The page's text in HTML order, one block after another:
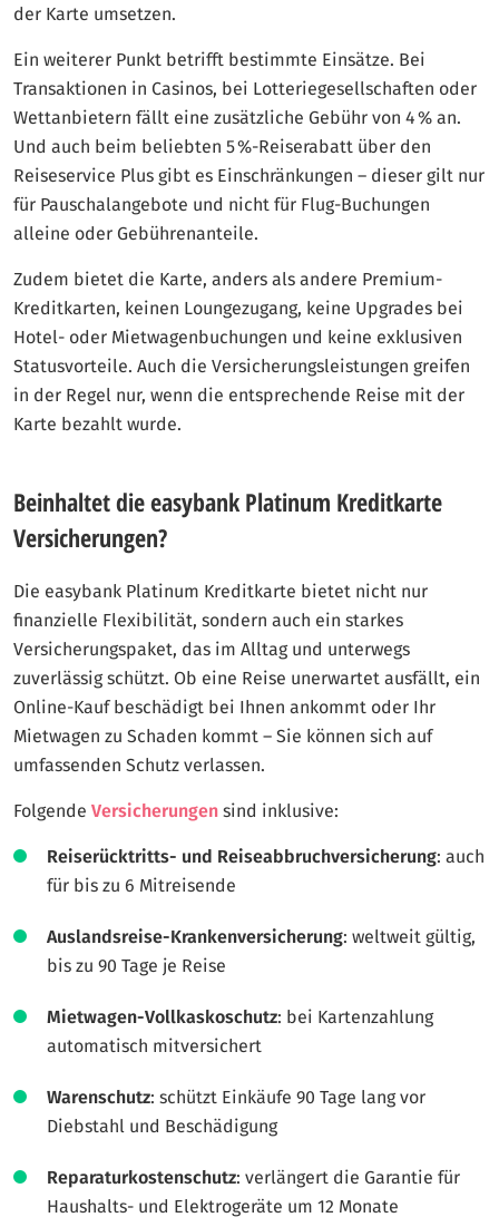
der Karte umsetzen.
Ein weiterer Punkt betrifft bestimmte Einsätze. Bei
Transaktionen in Casinos, bei Lotteriegesellschaften oder
Wettanbietern fällt eine zusätzliche Gebühr von 4 % an.
Und auch beim beliebten 5 %-Reiserabatt über den
Reiseservice Plus gibt es Einschränkungen – dieser gilt nur
für Pauschalangebote und nicht für Flug-Buchungen
alleine oder Gebührenanteile.
Zudem bietet die Karte, anders als andere Premium-
Kreditkarten, keinen Loungezugang, keine Upgrades bei
Hotel- oder Mietwagenbuchungen und keine exklusiven
Statusvorteile. Auch die Versicherungsleistungen greifen
in der Regel nur, wenn die entsprechende Reise mit der
Karte bezahlt wurde.
Beinhaltet die easybank Platinum Kreditkarte
Versicherungen?
Die easybank Platinum Kreditkarte bietet nicht nur
finanzielle Flexibilität, sondern auch ein starkes
Versicherungspaket, das im Alltag und unterwegs
zuverlässig schützt. Ob eine Reise unerwartet ausfällt, ein
Online-Kauf beschädigt bei Ihnen ankommt oder Ihr
Mietwagen zu Schaden kommt – Sie können sich auf
umfassenden Schutz verlassen.
Folgende Versicherungen sind inklusive:
Reiserücktritts- und Reiseabbruchversicherung: auch
für bis zu 6 Mitreisende
Auslandsreise-Krankenversicherung: weltweit gültig,
bis zu 90 Tage je Reise
Mietwagen-Vollkaskoschutz: bei Kartenzahlung
automatisch mitversichert
Warenschutz: schützt Einkäufe 90 Tage lang vor
Diebstahl und Beschädigung
Reparaturkostenschutz: verlängert die Garantie für
Haushalts- und Elektrogeräte um 12 Monate